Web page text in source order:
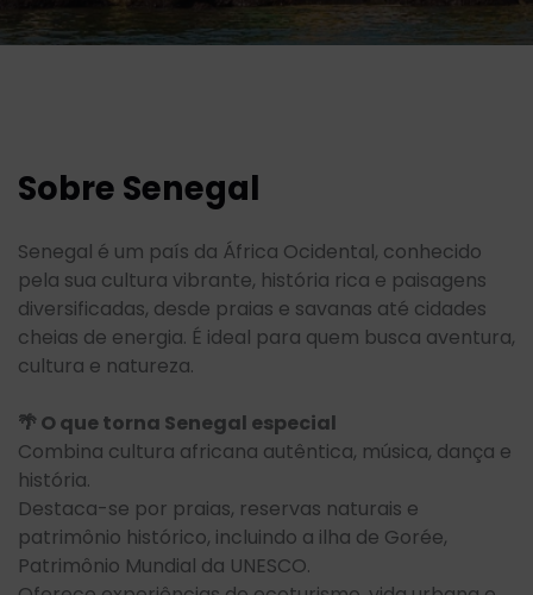
Sobre Senegal
Senegal é um país da África Ocidental, conhecido
pela sua cultura vibrante, história rica e paisagens
diversificadas, desde praias e savanas até cidades
cheias de energia. É ideal para quem busca aventura,
cultura e natureza.
🌴 O que torna Senegal especial
Combina cultura africana autêntica, música, dança e
história.
Destaca-se por praias, reservas naturais e
patrimônio histórico, incluindo a ilha de Gorée,
Patrimônio Mundial da UNESCO.